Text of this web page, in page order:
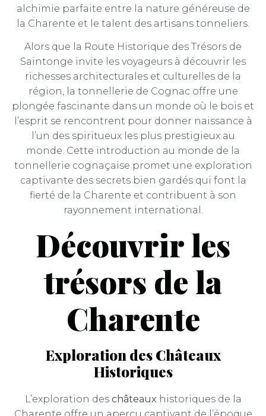
alchimie parfaite entre la nature généreuse de
la Charente et le talent des artisans tonneliers.
Alors que la Route Historique des Trésors de
Saintonge invite les voyageurs à découvrir les
richesses architecturales et culturelles de la
région, la tonnellerie de Cognac offre une
plongée fascinante dans un monde où le bois et
l’esprit se rencontrent pour donner naissance à
l’un des spiritueux les plus prestigieux au
monde. Cette introduction au monde de la
tonnellerie cognaçaise promet une exploration
captivante des secrets bien gardés qui font la
fierté de la Charente et contribuent à son
rayonnement international.
Découvrir les
trésors de la
Charente
Exploration des Châteaux
Historiques
L’exploration des châteaux historiques de la